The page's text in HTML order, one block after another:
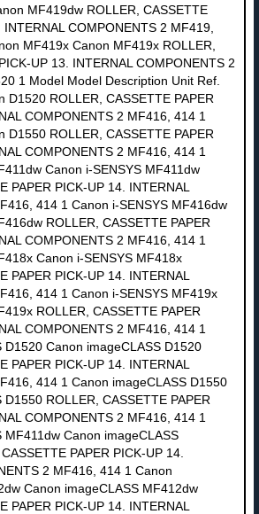
MF419dw ROLLER, CASSETTE
INTERNAL COMPONENTS 2 MF419,
MF419x Canon MF419x ROLLER,
UP 13. INTERNAL COMPONENTS 2
1 Model Model Description Unit Ref.
D1520 ROLLER, CASSETTE PAPER
COMPONENTS 2 MF416, 414 1
D1550 ROLLER, CASSETTE PAPER
COMPONENTS 2 MF416, 414 1
Canon i-SENSYS MF411dw
PAPER PICK-UP 14. INTERNAL
414 1 Canon i-SENSYS MF416dw
ROLLER, CASSETTE PAPER
COMPONENTS 2 MF416, 414 1
Canon i-SENSYS MF418x
PAPER PICK-UP 14. INTERNAL
414 1 Canon i-SENSYS MF419x
ROLLER, CASSETTE PAPER
COMPONENTS 2 MF416, 414 1
D1520 Canon imageCLASS D1520
PAPER PICK-UP 14. INTERNAL
414 1 Canon imageCLASS D1550
ROLLER, CASSETTE PAPER
COMPONENTS 2 MF416, 414 1
MF411dw Canon imageCLASS
PAPER PICK-UP 14.
2 MF416, 414 1 Canon
Canon imageCLASS MF412dw
PAPER PICK-UP 14. INTERNAL